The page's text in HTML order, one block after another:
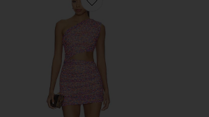
Favorite ПЛАТЬЕ SINCLAIR